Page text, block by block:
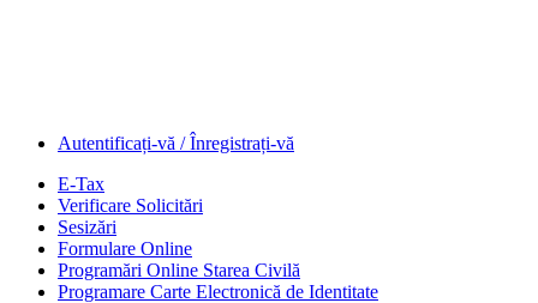
Autentificați-vă / Înregistrați-vă
E-Tax
Verificare Solicitări
Sesizări
Formulare Online
Programări Online Starea Civilă
Programare Carte Electronică de Identitate